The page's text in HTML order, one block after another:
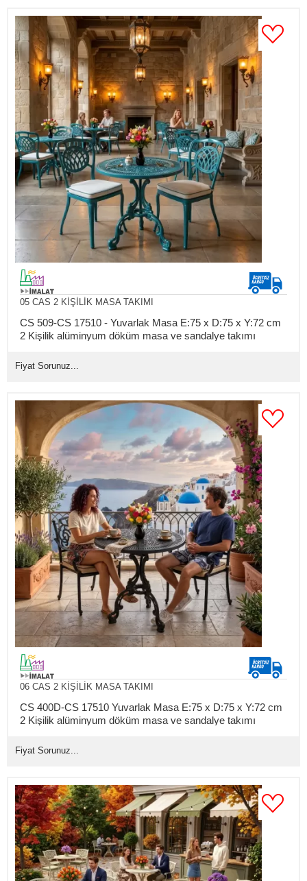
05 CAS 2 KİŞİLİK MASA TAKIMI
CS 509-CS 17510 - Yuvarlak Masa E:75 x D:75 x Y:72 cm
2 Kişilik alüminyum döküm masa ve sandalye takımı
Fiyat Sorunuz...
06 CAS 2 KİŞİLİK MASA TAKIMI
CS 400D-CS 17510 Yuvarlak Masa E:75 x D:75 x Y:72 cm
2 Kişilik alüminyum döküm masa ve sandalye takımı
Fiyat Sorunuz...